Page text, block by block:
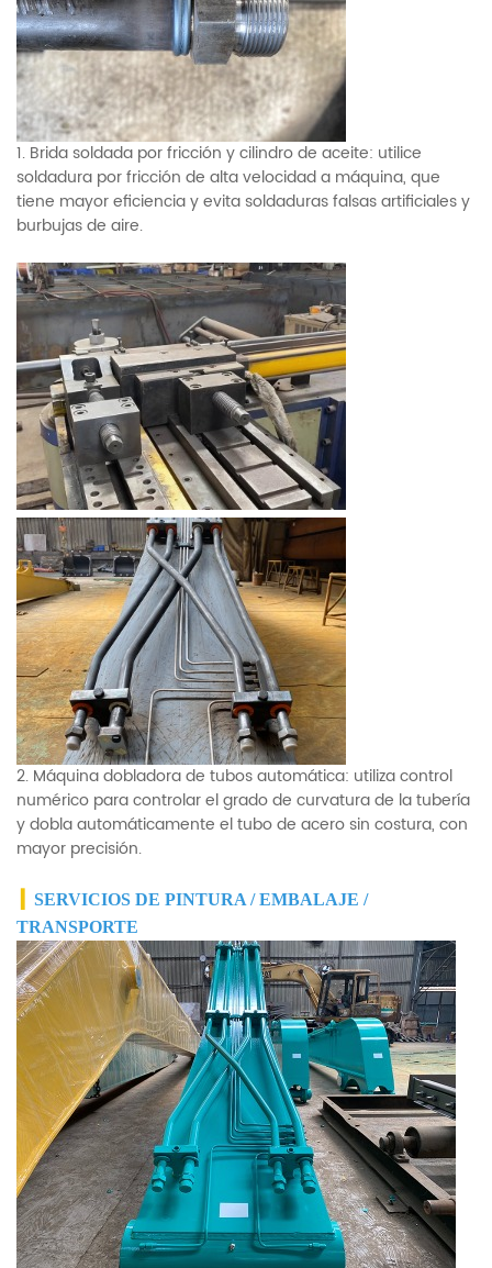
1. Brida soldada por fricción y cilindro de aceite: utilice
soldadura por fricción de alta velocidad a máquina, que
tiene mayor eficiencia y evita soldaduras falsas artificiales y
burbujas de aire.
2. Máquina dobladora de tubos automática: utiliza control
numérico para controlar el grado de curvatura de la tubería
y dobla automáticamente el tubo de acero sin costura, con
mayor precisión.
SERVICIOS DE PINTURA / EMBALAJE /
TRANSPORTE